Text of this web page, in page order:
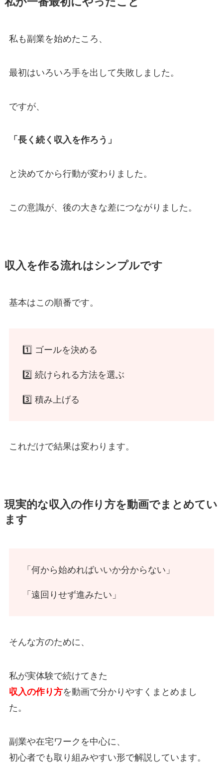
私も副業を始めたころ、
最初はいろいろ手を出して失敗しました。
ですが、
「長く続く収入を作ろう」
と決めてから行動が変わりました。
この意識が、後の大きな差につながりました。
収入を作る流れはシンプルです
基本はこの順番です。
1️⃣ ゴールを決める
2️⃣ 続けられる方法を選ぶ
3️⃣ 積み上げる
これだけで結果は変わります。
現実的な収入の作り方を動画でまとめてい
ます
「何から始めればいいか分からない」
「遠回りせず進みたい」
そんな方のために、
私が実体験で続けてきた
収入の作り方を動画で分かりやすくまとめまし
た。
副業や在宅ワークを中心に、
初心者でも取り組みやすい形で解説しています。